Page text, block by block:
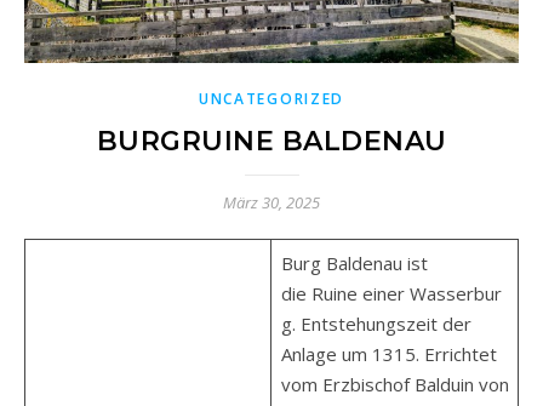
UNCATEGORIZED
BURGRUINE BALDENAU
März 30, 2025
Burg Baldenau ist
die Ruine einer Wasserbur
g. Entstehungszeit der
Anlage um 1315. Errichtet
vom Erzbischof Balduin von